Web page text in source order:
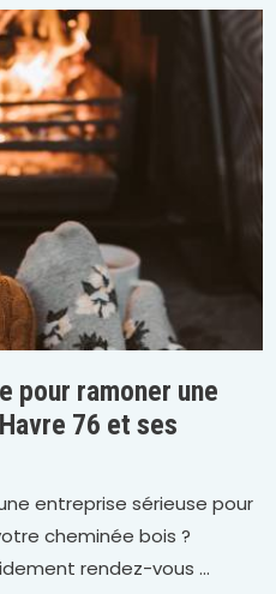
pour ramoner une
76 et ses
entreprise sérieuse pour
cheminée bois ?
rendez-vous ...